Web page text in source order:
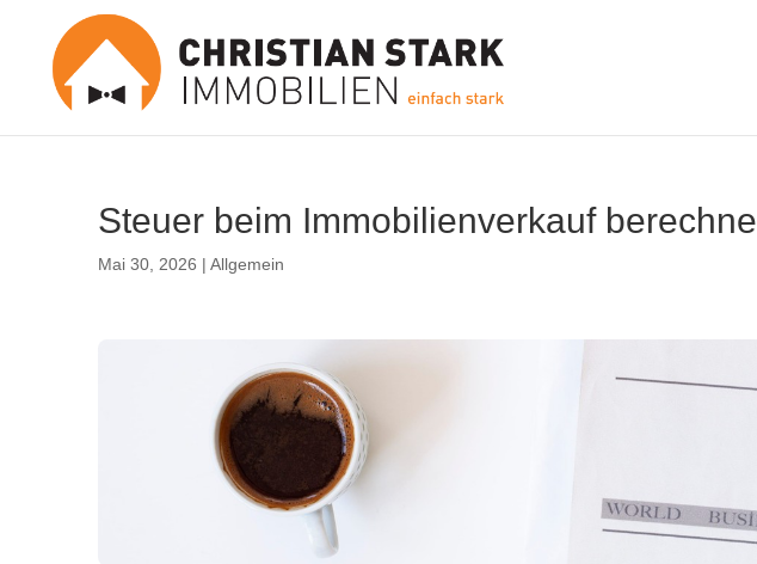
Steuer beim Immobilienverkauf
Mai 30, 2026 | Allgemein